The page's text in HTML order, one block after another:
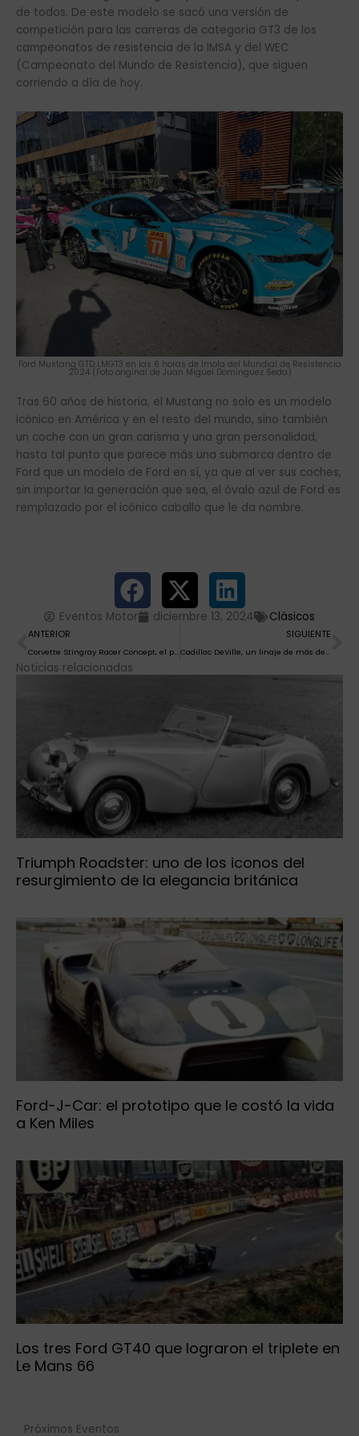
de todos. De este modelo se sacó una versión de
competición para las carreras de categoría GT3 de los
campeonatos de resistencia de la IMSA y del WEC
(Campeonato del Mundo de Resistencia), que siguen
corriendo a día de hoy.
Ford Mustang GTD LMGT3 en las 6 horas de Imola del Mundial de Resistencia
2024 (Foto original de Juan Miguel Domínguez Seda)
Tras 60 años de historia, el Mustang no solo es un modelo
icónico en América y en el resto del mundo, sino también
un coche con un gran carisma y una gran personalidad,
hasta tal punto que parece más una submarca dentro de
Ford que un modelo de Ford en sí, ya que al ver sus coches,
sin importar la generación que sea, el óvalo azul de Ford es
remplazado por el icónico caballo que le da nombre.
Eventos Motor diciembre 13, 2024 Clásicos
Ant
ANTERIOR
Corvette Stingray Racer Concept, el prototipo al que le cortaron las alas
SIGUIENTE
Cadillac DeVille, un linaje de más de medio siglo
Noticias relacionadas
Triumph Roadster: uno de los iconos del
resurgimiento de la elegancia británica
Ford-J-Car: el prototipo que le costó la vida
a Ken Miles
Los tres Ford GT40 que lograron el triplete en
Le Mans 66
Próximos Eventos